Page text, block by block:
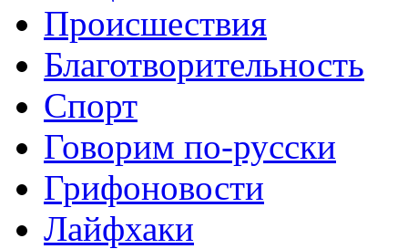
Происшествия
Благотворительность
Спорт
Говорим по-русски
Грифоновости
Лайфхаки